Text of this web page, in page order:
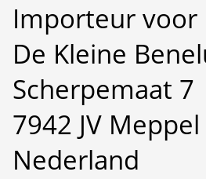
Importeur voor
De Kleine
Scherpemaat 7
7942 JV Meppel
Nederland